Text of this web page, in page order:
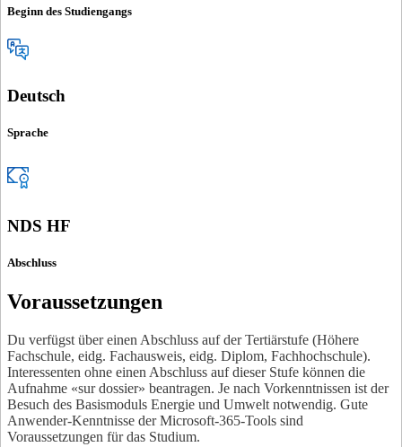
Beginn des Studiengangs
Deutsch
Sprache
NDS HF
Abschluss
Voraussetzungen
Du verfügst über einen Abschluss auf der Tertiärstufe (Höhere
Fachschule, eidg. Fachausweis, eidg. Diplom, Fachhochschule).
Interessenten ohne einen Abschluss auf dieser Stufe können die
Aufnahme «sur dossier» beantragen. Je nach Vorkenntnissen ist der
Besuch des Basismoduls Energie und Umwelt notwendig. Gute
Anwender-Kenntnisse der Microsoft-365-Tools sind
Voraussetzungen für das Studium.